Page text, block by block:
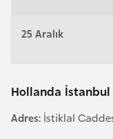
25 Aralık
Hollanda
Adres: İstiklal
s
B